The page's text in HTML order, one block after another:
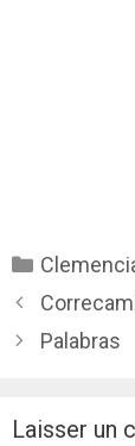
Palabras
Laisser un